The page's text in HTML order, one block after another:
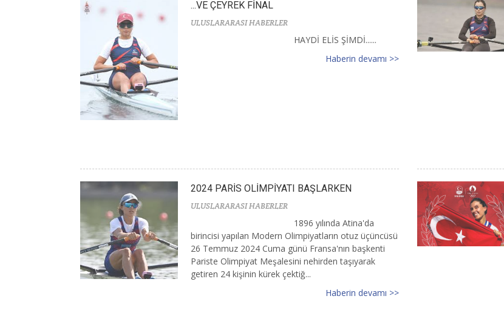
...VE ÇEYREK FİNAL
ULUSLARARASI HABERLER
HAYDİ ELİS ŞİMDİ......
Haberin devamı >>
2024 PARİS OLİMPİYATI BAŞLARKEN
ULUSLARARASI HABERLER
1896 yılında Atina'da
birincisi yapılan Modern Olimpiyatların otuz üçüncüsü
26 Temmuz 2024 Cuma günü Fransa'nın başkenti
Pariste Olimpiyat Meşalesini nehirden taşıyarak
getiren 24 kişinin kürek çektiğ...
Haberin devamı >>